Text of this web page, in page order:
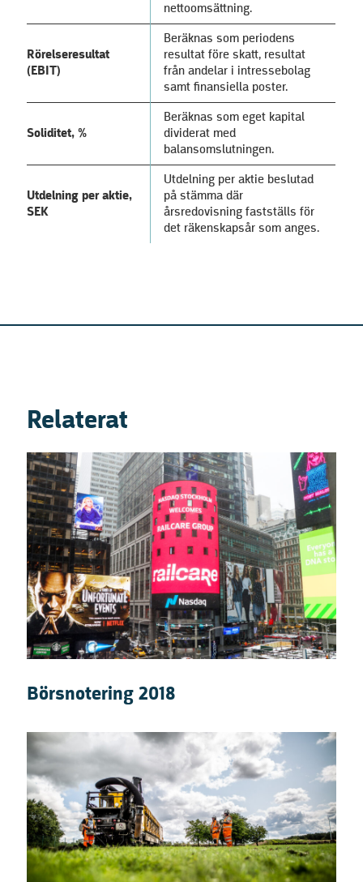
nettoomsättning.
Rörelseresultat
(EBIT)
Beräknas som periodens
resultat före skatt, resultat
från andelar i intressebolag
samt finansiella poster.
Soliditet, %
Beräknas som eget kapital
dividerat med
balansomslutningen.
Utdelning per aktie,
SEK
Utdelning per aktie beslutad
på stämma där
årsredovisning fastställs för
det räkenskapsår som anges.
Relaterat
Börsnotering 2018